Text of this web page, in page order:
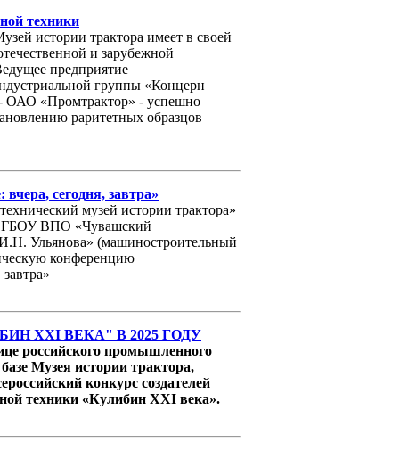
техники
истории трактора имеет в своей
и зарубежной
предприятие
группы «Концерн
ОАО «Промтрактор» - успешно
раритетных образцов
сегодня, завтра»
музей истории трактора»
ВПО «Чувашский
Ульянова» (машиностроительный
конференцию
XXI ВЕКА" В 2025 ГОДУ
российского промышленного
Музея истории трактора,
конкурс создателей
техники «Кулибин XXI века».